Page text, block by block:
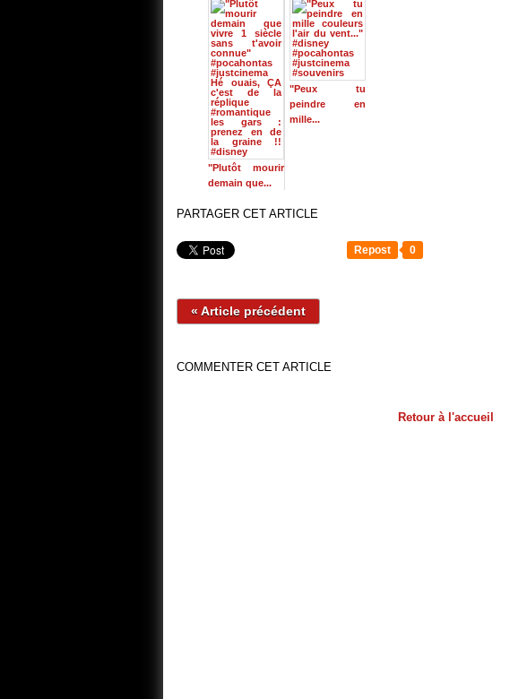
"Plutôt mourir
demain que...
"Peux tu
peindre en
mille...
PARTAGER CET ARTICLE
Repost 0
« Article précédent
COMMENTER CET ARTICLE
Retour à l'accueil